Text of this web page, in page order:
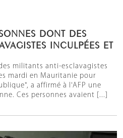
DONT DES
INCULPÉES ET
militants anti-esclavagistes
mardi en Mauritanie pour
a affirmé à l'AFP une
Ces personnes avaient [...]